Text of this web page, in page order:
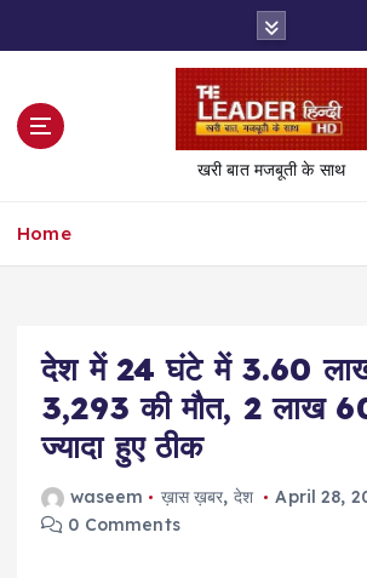
t
खरी बात मजबूती के साथ
Home
देश में 24 घंटे में 3.60
3,293 की मौत, 2 लाख
ज्यादा हुए ठीक
waseem ख़ास ख़बर, देश
April 28,
0 Comments